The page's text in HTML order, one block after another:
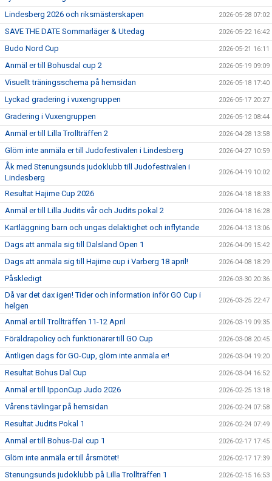
Lindesberg 2026 och riksmästerskapen 2026-05-28 07:02
SAVE THE DATE Sommarläger & Utedag 2026-05-22 16:42
Budo Nord Cup 2026-05-21 16:11
Anmäl er till Bohusdal cup 2 2026-05-19 09:09
Visuellt träningsschema på hemsidan 2026-05-18 17:40
Lyckad gradering i vuxengruppen 2026-05-17 20:27
Gradering i Vuxengruppen 2026-05-12 08:44
Anmäl er till Lilla Trollträffen 2 2026-04-28 13:58
Glöm inte anmäla er till Judofestivalen i Lindesberg 2026-04-27 10:59
Åk med Stenungsunds judoklubb till Judofestivalen i
Lindesberg
2026-04-19 10:02
Resultat Hajime Cup 2026 2026-04-18 18:33
Anmäl er till Lilla Judits vår och Judits pokal 2 2026-04-18 16:28
Kartläggning barn och ungas delaktighet och inflytande 2026-04-13 13:06
Dags att anmäla sig till Dalsland Open 1 2026-04-09 15:42
Dags att anmäla sig till Hajime cup i Varberg 18 april! 2026-04-08 18:29
Påskledigt 2026-03-30 20:36
Då var det dax igen! Tider och information inför GO Cup i
helgen
2026-03-25 22:47
Anmäl er till Trollträffen 11-12 April 2026-03-19 09:35
Föräldrapolicy och funktionärer till GO Cup 2026-03-08 20:45
Äntligen dags för GO-Cup, glöm inte anmäla er! 2026-03-04 19:20
Resultat Bohus Dal Cup 2026-03-04 16:52
Anmäl er till IpponCup Judo 2026 2026-02-25 13:18
Vårens tävlingar på hemsidan 2026-02-24 07:58
Resultat Judits Pokal 1 2026-02-24 07:49
Anmäl er till Bohus-Dal cup 1 2026-02-17 17:45
Glöm inte anmäla er till årsmötet! 2026-02-17 17:39
Stenungsunds judoklubb på Lilla Trollträffen 1 2026-02-15 16:53